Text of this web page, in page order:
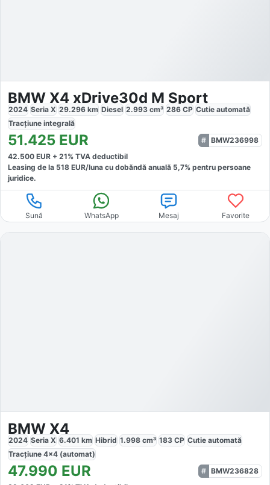
BMW X4 xDrive30d M Sport
2024 Seria X 29.296 km Diesel 2.993 cm³ 286 CP Cutie automată
Tracțiune integrală
51.425 EUR
BMW236998
42.500 EUR + 21% TVA deductibil
Leasing de la 518 EUR/luna cu dobăndă anuală 5,7% pentru persoane
juridice.
Sună WhatsApp Mesaj Favorite
BMW X4
2024 Seria X 6.401 km Hibrid 1.998 cm³ 183 CP Cutie automată
Tracțiune 4x4 (automat)
47.990 EUR
BMW236828